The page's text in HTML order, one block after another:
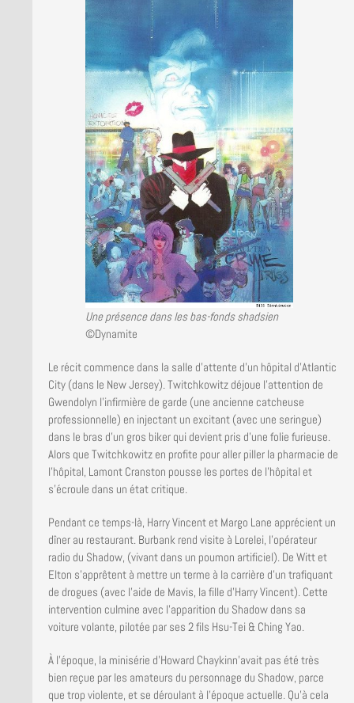
Une présence dans les bas-fonds shadsien
©Dynamite
Le récit commence dans la salle d’attente d’un hôpital d’Atlantic
City (dans le New Jersey). Twitchkowitz déjoue l’attention de
Gwendolyn l’infirmière de garde (une ancienne catcheuse
professionnelle) en injectant un excitant (avec une seringue)
dans le bras d’un gros biker qui devient pris d’une folie furieuse.
Alors que Twitchkowitz en profite pour aller piller la pharmacie de
l’hôpital, Lamont Cranston pousse les portes de l’hôpital et
s’écroule dans un état critique.
Pendant ce temps-là, Harry Vincent et Margo Lane apprécient un
dîner au restaurant. Burbank rend visite à Lorelei, l’opérateur
radio du Shadow, (vivant dans un poumon artificiel). De Witt et
Elton s’apprêtent à mettre un terme à la carrière d’un trafiquant
de drogues (avec l’aide de Mavis, la fille d’Harry Vincent). Cette
intervention culmine avec l’apparition du Shadow dans sa
voiture volante, pilotée par ses 2 fils Hsu-Tei & Ching Yao.
À l’époque, la minisérie d’Howard Chaykinn’avait pas été très
bien reçue par les amateurs du personnage du Shadow, parce
que trop violente, et se déroulant à l’époque actuelle. Qu’à cela